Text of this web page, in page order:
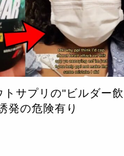
トサプリの"ビルダー飲
発の危険有り